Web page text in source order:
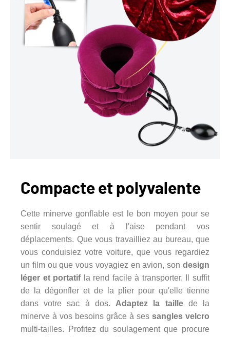
Compacte et polyvalente
Cette minerve gonflable est le bon moyen pour se
sentir soulagé et à l'aise pendant vos
déplacements. Que vous travailliez au bureau, que
vous conduisiez votre voiture, que vous regardiez
un film ou que vous voyagiez en avion, son design
léger et portatifla rend facile à transporter. Il suffit
de la dégonfler et de la plier pour qu'elle tienne
dans votre sac à dos.Adaptez la taillede la
minerve à vos besoins grâce à ses sangles velcro
multi-tailles. Profitez du soulagement que procure